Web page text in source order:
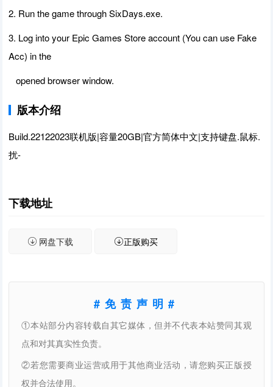
2. Run the game through SixDays.exe.
3. Log into your Epic Games Store account (You can use Fake
Acc) in the
opened browser window.
版本介绍
Build.22122023联机版|容量20GB|官方简体中文|支持键盘.鼠标.
扰-
下载地址
网盘下载 正版购买
#免责声明#
①本站部分内容转载自其它媒体，但并不代表本站赞同其观
点和对其真实性负责。
②若您需要商业运营或用于其他商业活动，请您购买正版授
权并合法使用。